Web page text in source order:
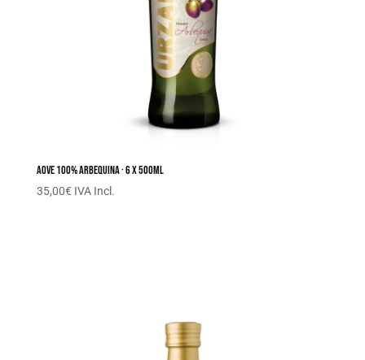
AOVE 100% Arbequina · 6 x 500ML
35,00€ IVA Incl.